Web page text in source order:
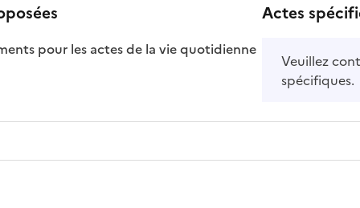
pour les actes de la vie quotidienne
Actes
Veuillez
spécifiques.